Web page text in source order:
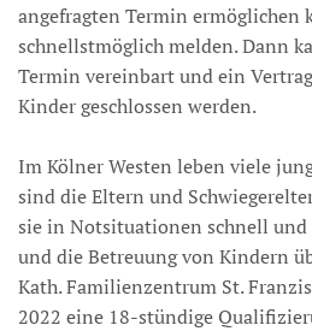
angefragten Termin ermöglichen
schnellstmöglich melden. Dann
Termin vereinbart und ein
Kinder geschlossen werden.
Im Kölner Westen leben viele
sind die Eltern und
sie in Notsituationen schnell und
und die Betreuung von Kindern
Kath. Familienzentrum St.
2022 eine 18-stündige